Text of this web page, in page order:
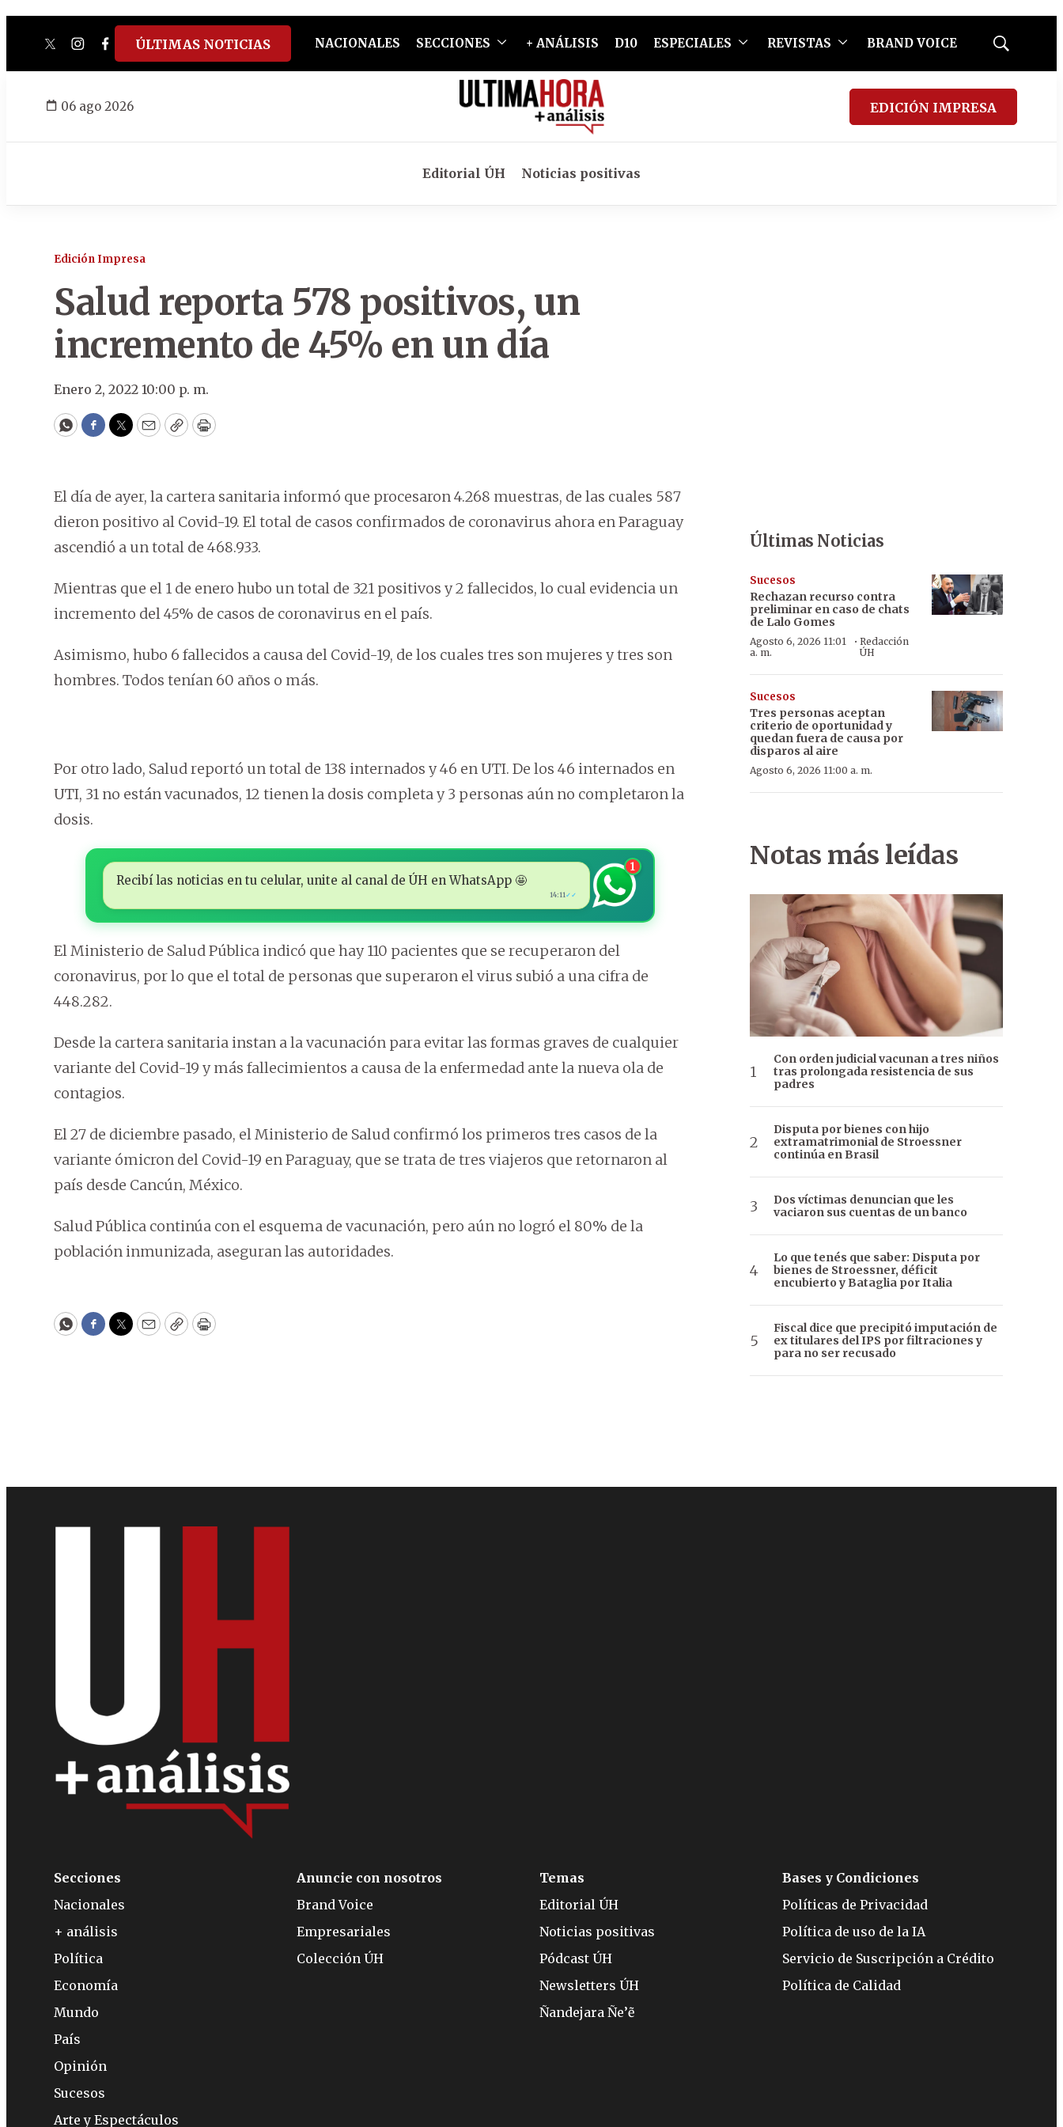
twitterinstagram
facebook
tiktokyoutube
spotify
ÚLTIMAS NOTICIAS NACIONALES SECCIONES + ANÁLISIS D10 ESPECIALES REVISTAS BRAND VOICE
Mostrar
06 ago 2026 EDICIÓN IMPRESA
Editorial ÚH Noticias positivas
Edición Impresa
Salud reporta 578 positivos, un
incremento de 45% en un día
Enero 2, 2022 10:00 p. m.
WhatsApp
Facebook
Twitter
EmailCopyPrint
El día de ayer, la cartera sanitaria informó que procesaron 4.268 muestras, de las cuales 587
dieron positivo al Covid-19. El total de casos confirmados de coronavirus ahora en Paraguay
ascendió a un total de 468.933.
Mientras que el 1 de enero hubo un total de 321 positivos y 2 fallecidos, lo cual evidencia un
incremento del 45% de casos de coronavirus en el país.
Asimismo, hubo 6 fallecidos a causa del Covid-19, de los cuales tres son mujeres y tres son
hombres. Todos tenían 60 años o más.
Por otro lado, Salud reportó un total de 138 internados y 46 en UTI. De los 46 internados en
UTI, 31 no están vacunados, 12 tienen la dosis completa y 3 personas aún no completaron la
dosis.
Recibí las noticias en tu celular, unite al canal de ÚH en WhatsApp 🤩
14:11✓✓
1
El Ministerio de Salud Pública indicó que hay 110 pacientes que se recuperaron del
coronavirus, por lo que el total de personas que superaron el virus subió a una cifra de
448.282.
Desde la cartera sanitaria instan a la vacunación para evitar las formas graves de cualquier
variante del Covid-19 y más fallecimientos a causa de la enfermedad ante la nueva ola de
contagios.
El 27 de diciembre pasado, el Ministerio de Salud confirmó los primeros tres casos de la
variante ómicron del Covid-19 en Paraguay, que se trata de tres viajeros que retornaron al
país desde Cancún, México.
Salud Pública continúa con el esquema de vacunación, pero aún no logró el 80% de la
población inmunizada, aseguran las autoridades.
WhatsApp
Facebook
Twitter
EmailCopyPrint
Últimas Noticias
Sucesos
Rechazan recurso contra
preliminar en caso de chats
de Lalo Gomes
Agosto 6, 2026 11:01
a. m.
·Redacción
ÚH
Sucesos
Tres personas aceptan
criterio de oportunidad y
quedan fuera de causa por
disparos al aire
Agosto 6, 2026 11:00 a. m.
Notas más leídas
Con orden judicial vacunan a tres niños
tras prolongada resistencia de sus
padres
Disputa por bienes con hijo
extramatrimonial de Stroessner
continúa en Brasil
Dos víctimas denuncian que les
vaciaron sus cuentas de un banco
Lo que tenés que saber: Disputa por
bienes de Stroessner, déficit
encubierto y Bataglia por Italia
Fiscal dice que precipitó imputación de
ex titulares del IPS por filtraciones y
para no ser recusado
Secciones
Nacionales
+ análisis
Política
Economía
Mundo
País
Opinión
Sucesos
Arte y Espectáculos
Anuncie con nosotros
Brand Voice
Empresariales
Colección ÚH
Temas
Editorial ÚH
Noticias positivas
Pódcast ÚH
Newsletters ÚH
Ñandejara Ñe’ẽ
Bases y Condiciones
Políticas de Privacidad
Política de uso de la IA
Servicio de Suscripción a Crédito
Política de Calidad